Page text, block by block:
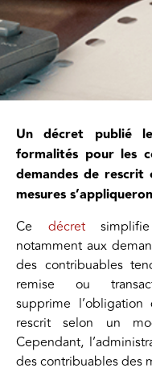
Un décret publié
formalités pour les
demandes de rescrit
mesures
Ce décretsimplifie
notamment aux
des contribuables
remise ou
supprime
rescrit selon un
Cependant,
des contribuables des